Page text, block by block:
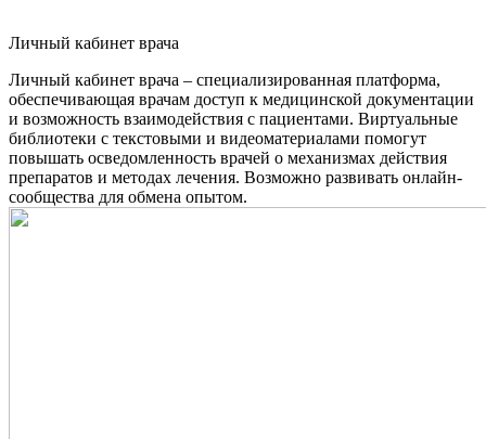
Личный кабинет врача
Личный кабинет врача – специализированная платформа,
обеспечивающая врачам доступ к медицинской документации
и возможность взаимодействия с пациентами. Виртуальные
библиотеки с текстовыми и видеоматериалами помогут
повышать осведомленность врачей о механизмах действия
препаратов и методах лечения. Возможно развивать онлайн-
сообщества для обмена опытом.